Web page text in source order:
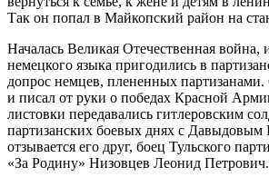
Так он попал в Майкопский район на
Началась Великая Отечественная война,
немецкого языка пригодились в
допрос немцев, плененных партизанами.
и писал от руки о победах Красной
листовки передавались гитлеровским
партизанских боевых днях с Давыдовым
отзывается его друг, боец Тульского
«За Родину» Низовцев Леонид Петрович.